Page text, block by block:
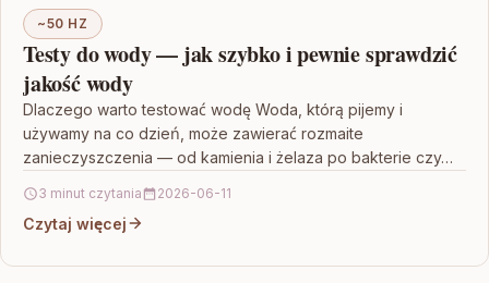
~50 HZ
Testy do wody — jak szybko i pewnie sprawdzić
jakość wody
Dlaczego warto testować wodę Woda, którą pijemy i
używamy na co dzień, może zawierać rozmaite
zanieczyszczenia — od kamienia i żelaza po bakterie czy…
3 minut czytania 2026-06-11
Czytaj więcej